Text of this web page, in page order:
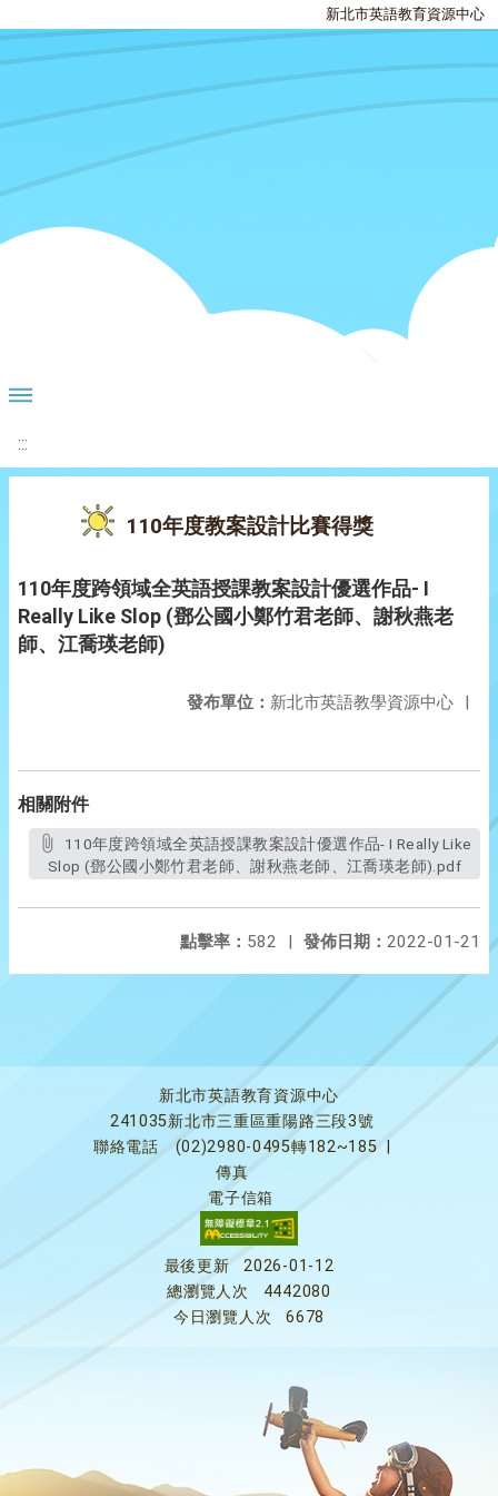
新北市英語教育資源中心
:::
110年度教案設計比賽得獎
110年度跨領域全英語授課教案設計優選作品- I
Really Like Slop (鄧公國小鄭竹君老師、謝秋燕老
師、江喬瑛老師)
發布單位： 新北市英語教學資源中心 |
相關附件
Slop (鄧公國小鄭竹君老師、謝秋燕老師、江喬瑛老師).pdf
發佈日期： 2022-01-21
點擊率： 582 |
新北市英語教育資源中心
241035新北市三重區重陽路三段3號
聯絡電話
(02)2980-0495轉182~185
傳真
電子信箱
最後更新
2026-01-12
總瀏覽人次
4442080
今日瀏覽人次
6678